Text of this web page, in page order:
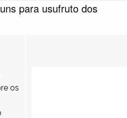
para usufruto dos
os